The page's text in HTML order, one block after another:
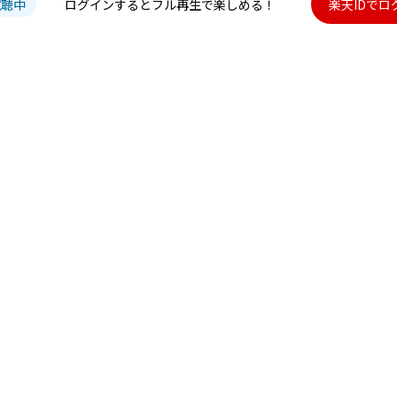
中 ログインするとフル再生で楽しめる！ 楽天IDでロ